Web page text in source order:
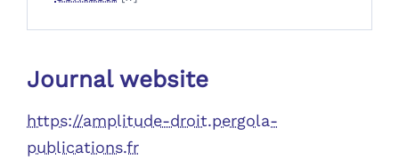
Journal website
https://amplitude-droit.pergola-
publications.fr